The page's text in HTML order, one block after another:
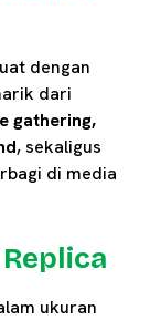
dengan
dari
gathering,
, sekaligus
di media
ukuran